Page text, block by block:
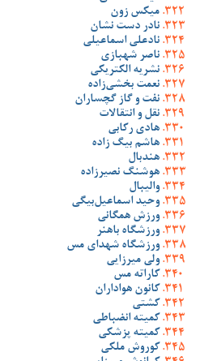
میکس زون
نادر دست نشان
نادعلی اسماعیلی
ناصر شهبازی
نشریه الکتریکی
نعمت بخشی‌زاده
نفت و گاز گچساران
نقل و انتقالات
هادی رکابی
هاشم بیگ زاده
هندبال
هوشنگ نصیرزاده
والیبال
وحید اسماعیل‌بیگی
ورزش همگانی
ورزشگاه باهنر
ورزشگاه شهدای مس
ولی میرزایی
کاراته مس
کانون هواداران
کشتی
کمیته انضباطی
کمیته پزشکی
کوروش ملکی